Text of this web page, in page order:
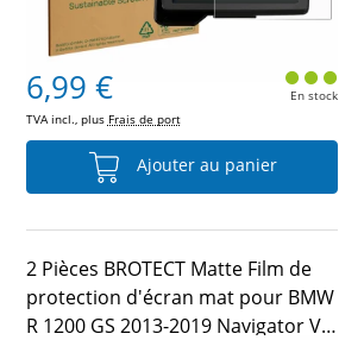
6,99 €
TVA incl., plus Frais de port
En stock
Ajouter au panier
2 Pièces BROTECT Matte Film de
protection d'écran mat pour BMW
R 1200 GS 2013-2019 Navigator V